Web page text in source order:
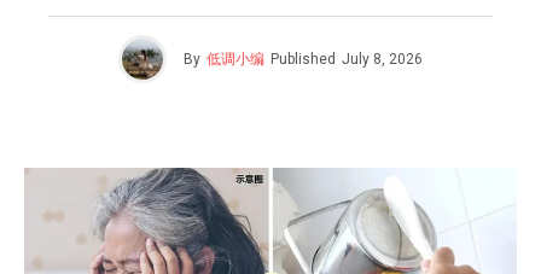
By 低调小编 Published July 8, 2026